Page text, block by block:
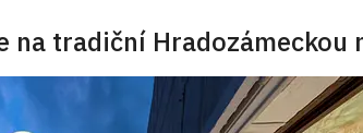
na tradiční Hradozámeckou